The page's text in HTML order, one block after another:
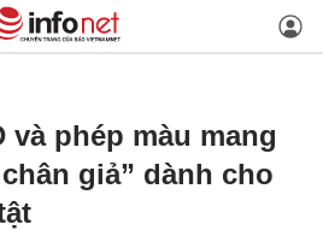
và phép màu mang
giả” dành cho